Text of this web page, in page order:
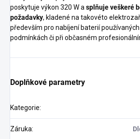
poskytuje výkon 320 W asplňuje veškeré
požadavky, kladené na takovéto
především pro nabíjení baterií
podmínkách či při občasném
Doplňkové parametry
Kategorie:
Záruka: